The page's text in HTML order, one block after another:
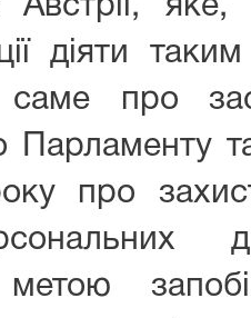
Австрії,
діяти
про
Парламенту
про